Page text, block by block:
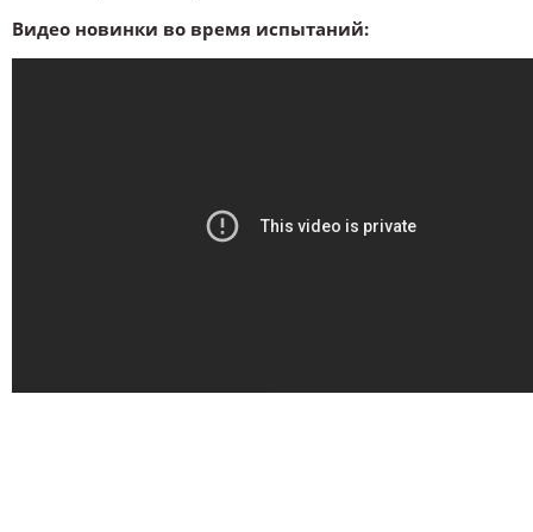
Видео новинки во время испытаний: